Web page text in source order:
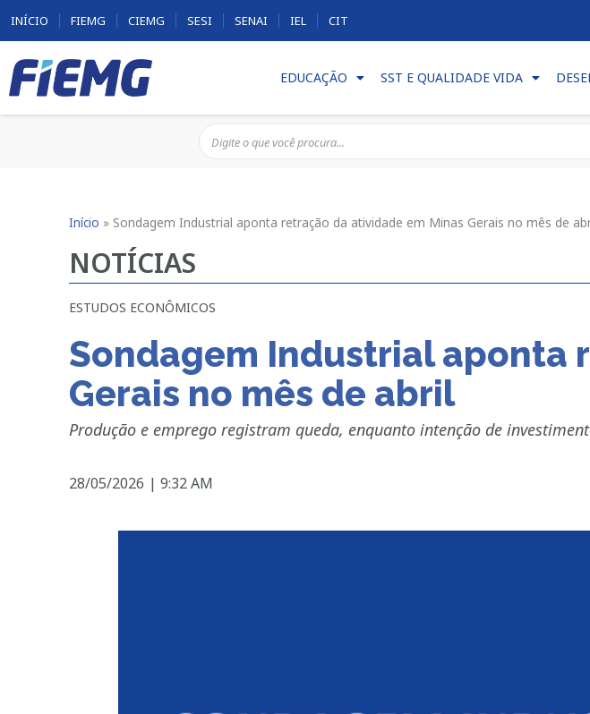
INÍCIO FIEMG CIEMG SESI SENAI IEL CIT
EDUCAÇÃO SST E QUALIDADE VIDA
Início » Sondagem Industrial aponta retração da atividade em Minas Gerais no mês de
NOTÍCIAS
ESTUDOS ECONÔMICOS
Sondagem Industrial aponta
Gerais no mês de abril
Produção e emprego registram queda, enquanto intenção de
28/05/2026 | 9:32 AM